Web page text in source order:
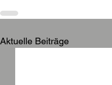
Aktuelle Beiträge